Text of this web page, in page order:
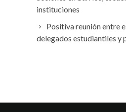
instituciones
Positiva reunión entre
delegados estudiantiles y